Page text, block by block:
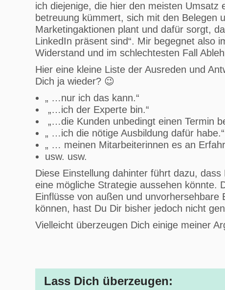
ich diejenige, die hier den meisten Umsatz
betreuung kümmert, sich mit den Belegen
Marketingaktionen plant und dafür sorgt,
LinkedIn präsent sind“. Mir begegnet also
Widerstand und im schlechtesten Fall
Hier eine kleine Liste der Ausreden und
Dich ja wieder? 😉
„ …nur ich das kann.“
„…ich der Experte bin.“
„…die Kunden unbedingt einen Termin
„ …ich die nötige Ausbildung dafür habe.“
„ … meinen Mitarbeiterinnen es an
usw. usw.
Diese Einstellung dahinter führt dazu,
eine mögliche Strategie aussehen könnte.
Einflüsse von außen und
können, hast Du Dir bisher jedoch nicht
Vielleicht überzeugen Dich einige meiner
Lass Dich überzeugen: